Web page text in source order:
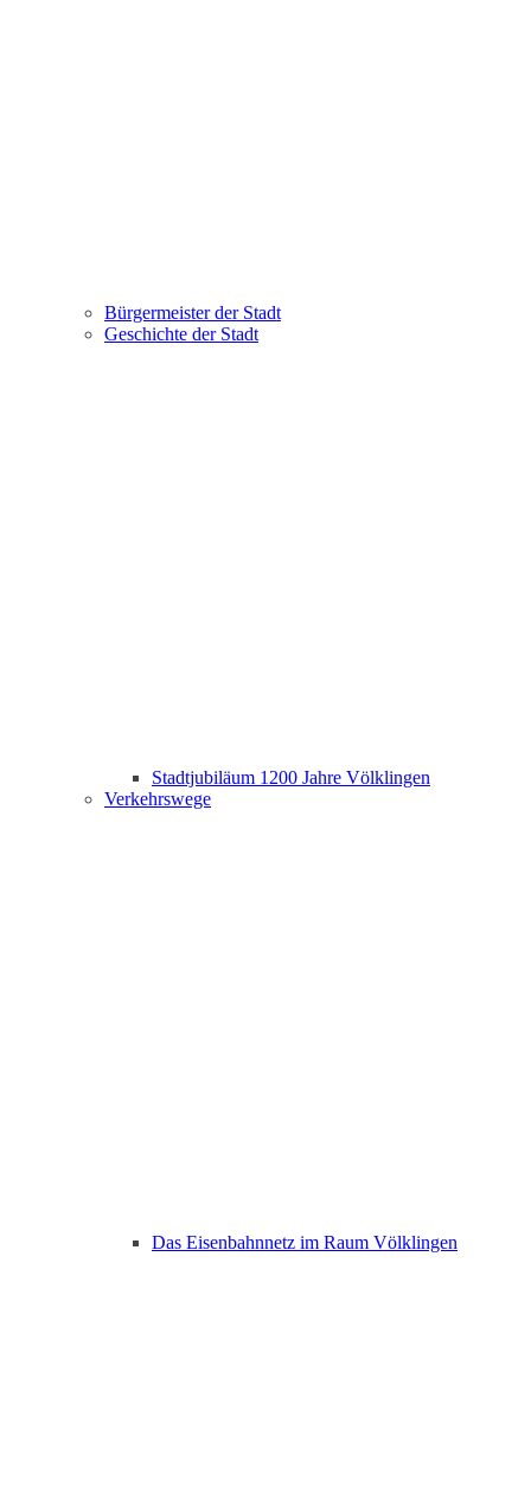
Bürgermeister der Stadt
Geschichte der Stadt
Stadtjubiläum 1200 Jahre Völklingen
Verkehrswege
Das Eisenbahnnetz im Raum Völklingen